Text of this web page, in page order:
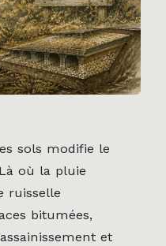
sols modifie le
où la pluie
ruisselle
bitumées,
et